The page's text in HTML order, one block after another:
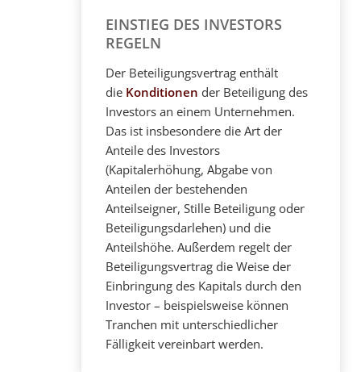
EINSTIEG DES INVESTORS
REGELN
Der Beteiligungsvertrag enthält
die Konditionen der Beteiligung des
Investors an einem Unternehmen.
Das ist insbesondere die Art der
Anteile des Investors
(Kapitalerhöhung, Abgabe von
Anteilen der bestehenden
Anteilseigner, Stille Beteiligung oder
Beteiligungsdarlehen) und die
Anteilshöhe. Außerdem regelt der
Beteiligungsvertrag die Weise der
Einbringung des Kapitals durch den
Investor – beispielsweise können
Tranchen mit unterschiedlicher
Fälligkeit vereinbart werden.